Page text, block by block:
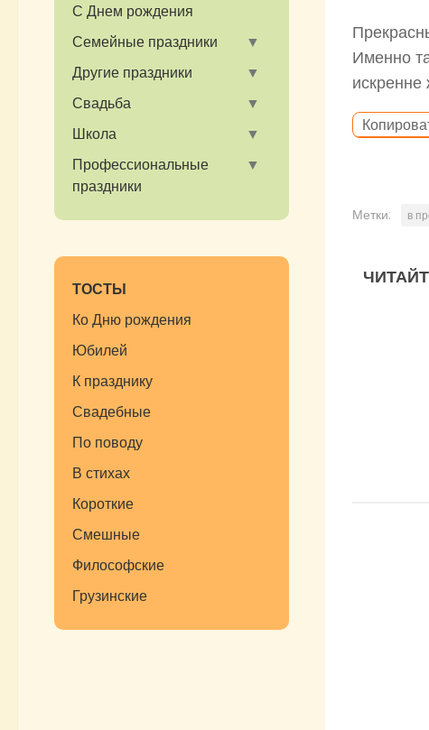
Именно
искренне
Метки: в
С Днем рождения
Семейные праздники
Другие праздники
Свадьба
Школа
Профессиональные
праздники
ТОСТЫ
Ко Дню рождения
Юбилей
К празднику
Свадебные
По поводу
В стихах
Короткие
Смешные
Философские
Грузинские